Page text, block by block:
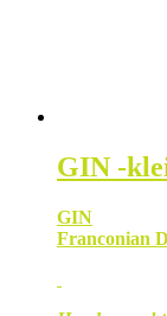
GIN -
GIN
Franconian